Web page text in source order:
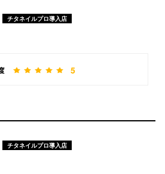
チタネイルプロ導入店
5
チタネイルプロ導入店